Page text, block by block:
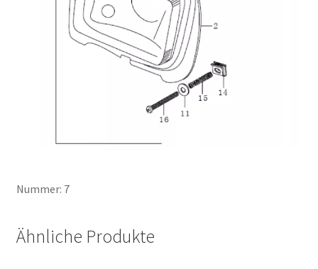
Nummer: 7
Ähnliche Produkte